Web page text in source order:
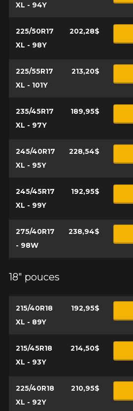
XL - 94Y
225/50R17
XL - 98Y
202,28$
225/55R17
XL - 101Y
213,20$
235/45R17
XL - 97Y
189,95$
245/40R17
XL - 95Y
228,54$
245/45R17
XL - 99Y
192,95$
275/40R17
- 98W
238,94$
18" pouces
215/40R18
XL - 89Y
192,95$
215/45R18
XL - 93Y
214,50$
225/40R18
XL - 92Y
210,95$